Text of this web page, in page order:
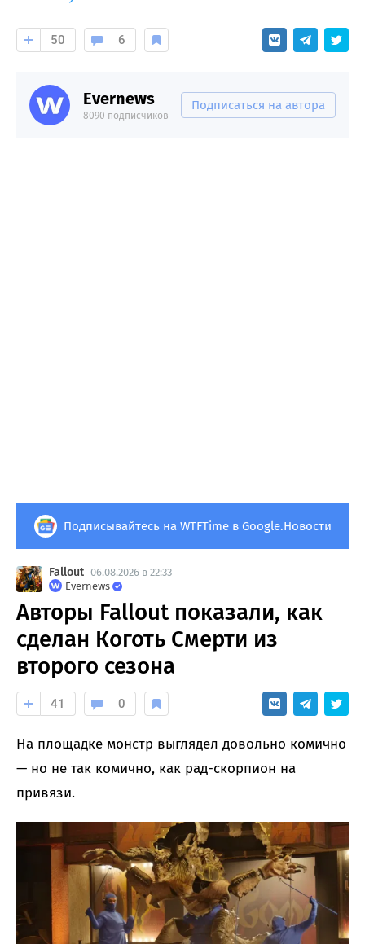
50 6
Evernews
8090 подписчиков
Подписаться на автора
Подписывайтесь на WTFTime в Google.Новости
Fallout 06.08.2026 в 22:33
Evernews
Авторы Fallout показали, как
сделан Коготь Смерти из
второго сезона
41 0
На площадке монстр выглядел довольно комично
— но не так комично, как рад-скорпион на
привязи.